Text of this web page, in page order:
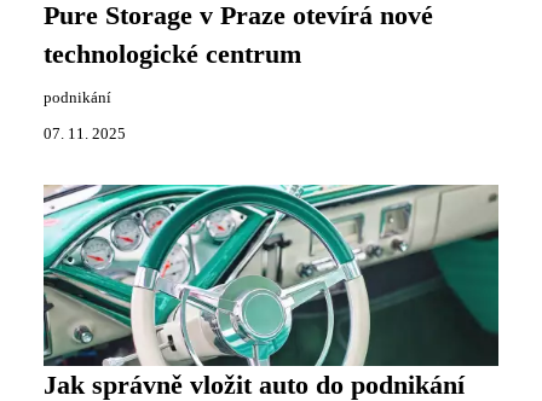
Pure Storage v Praze otevírá nové
technologické centrum
podnikání
07. 11. 2025
Jak správně vložit auto do podnikání